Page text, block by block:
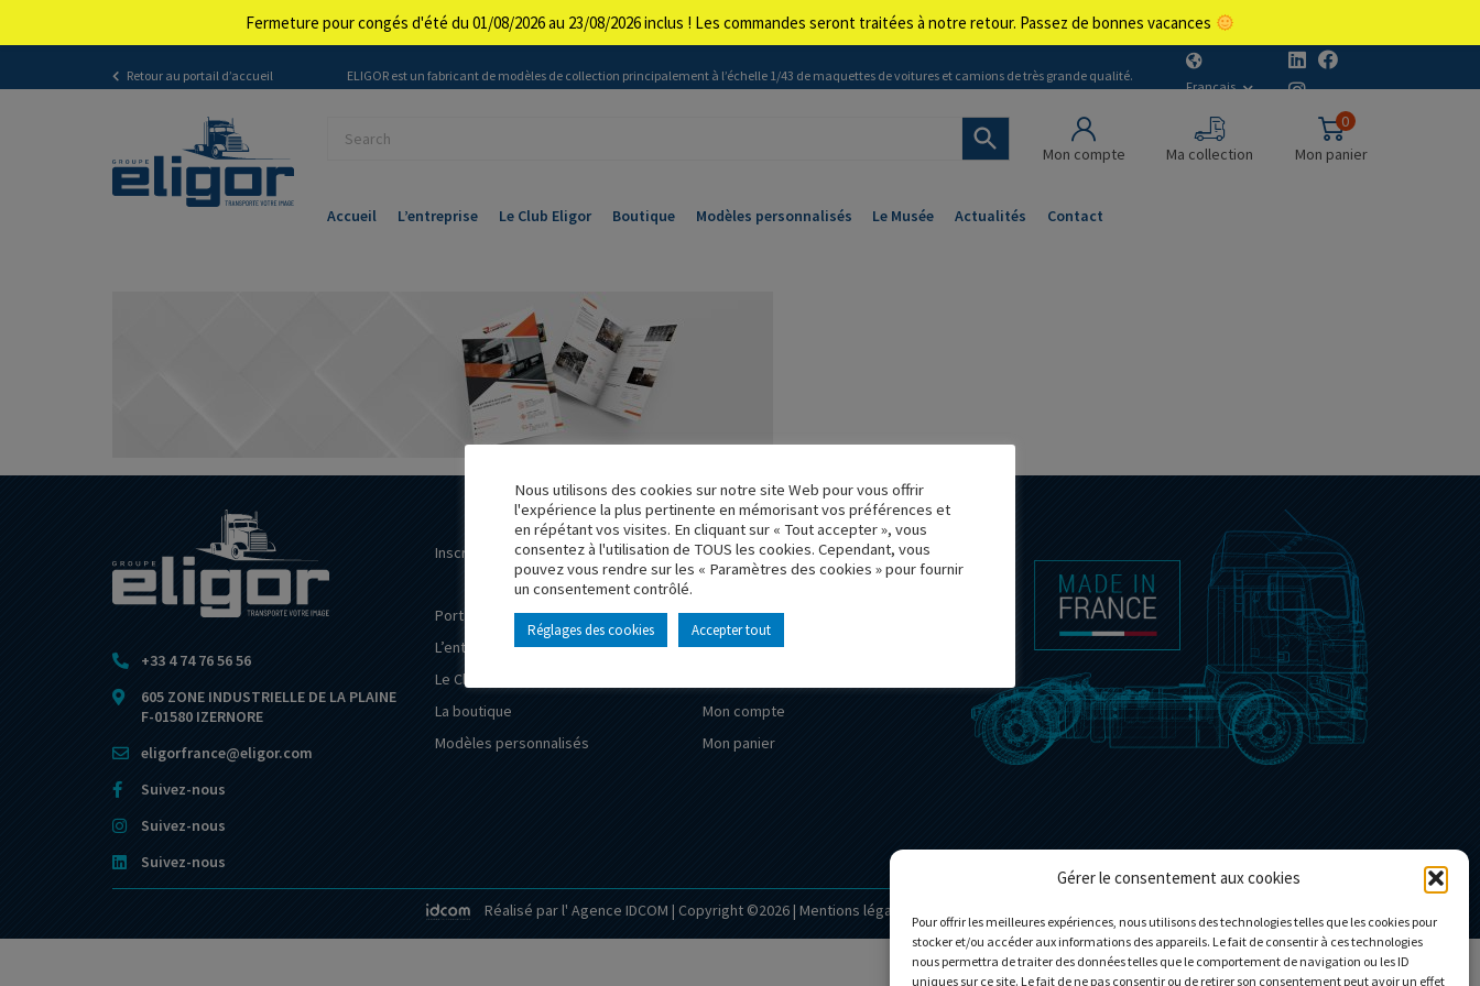
Gérer le consentement aux cookies
Pour offrir les meilleures expériences, nous utilisons des technologies telles que les cookies pour
stocker et/ou accéder aux informations des appareils. Le fait de consentir à ces technologies
nous permettra de traiter des données telles que le comportement de navigation ou les ID
uniques sur ce site. Le fait de ne pas consentir ou de retirer son consentement peut avoir un effet
Retour au portail d’accueil ELIGOR est un fabricant de modèles de collection principalement à l’échelle 1/43 de maquettes de voitures et camions de très grande qualité.
Français
Mon compte Ma collection
0
Mon panier
Accueil L’entreprise Le Club Eligor Boutique Modèles personnalisés Le Musée Actualités Contact
+33 4 74 76 56 56
605 ZONE INDUSTRIELLE DE LA PLAINE
F-01580 IZERNORE
eligorfrance@eligor.com
Suivez-nous
Suivez-nous
Suivez-nous
Inscrivez vous à la newsletter et ne loupez plus aucune nouveauté !
Portail d’accueil
L’entreprise
Le Club Eligor
La boutique
Modèles personnalisés
Le Musée
Actualités
Mon compte
Mon panier
Réalisé par l' Agence IDCOM | Copyright ©2026 | Mentions légales
Nous utilisons des cookies sur notre site Web pour vous offrir
l'expérience la plus pertinente en mémorisant vos préférences et
en répétant vos visites. En cliquant sur « Tout accepter », vous
consentez à l'utilisation de TOUS les cookies. Cependant, vous
pouvez vous rendre sur les « Paramètres des cookies » pour fournir
un consentement contrôlé.
Réglages des cookies Accepter tout
Fermeture pour congés d'été du 01/08/2026 au 23/08/2026 inclus ! Les commandes seront traitées à notre retour. Passez de bonnes vacances